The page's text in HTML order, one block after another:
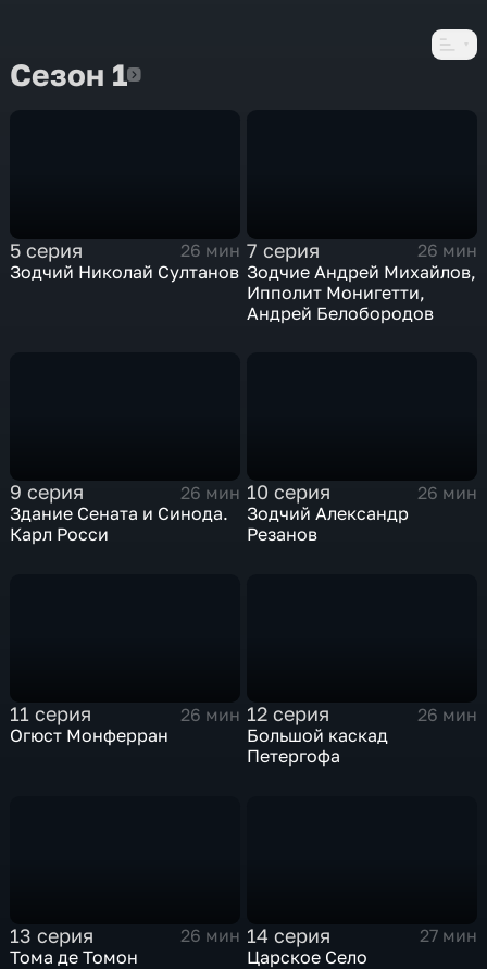
Сезон 1Сезон 1
5 серия
26 мин
Зодчий Николай Султанов
7 серия
26 мин
Зодчие Андрей Михайлов,
Ипполит Монигетти,
Андрей Белобородов
9 серия
26 мин
Здание Сената и Синода.
Карл Росси
10 серия
26 мин
Зодчий Александр
Резанов
11 серия
26 мин
Огюст Монферран
12 серия
26 мин
Большой каскад
Петергофа
13 серия
26 мин
Тома де Томон
14 серия
27 мин
Царское Село